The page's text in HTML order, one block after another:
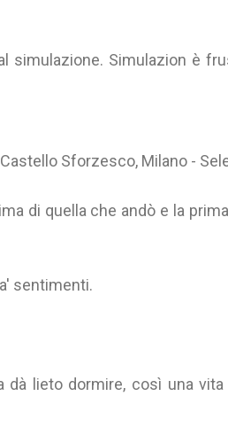
simulazione. Simulazion è
Sforzesco, Milano -
di quella che andò e la
sentimenti.
dà lieto dormire, così una